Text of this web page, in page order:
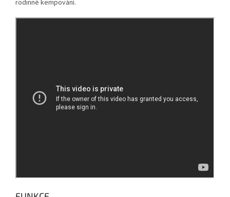
rodinné kempování.